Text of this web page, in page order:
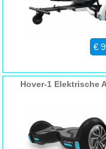
6.5 inch wielen Kom
banden.
- EAN code:
€
Hover-1 Elektrische